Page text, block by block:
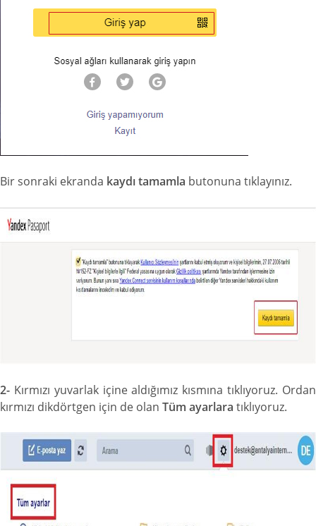
Bir sonraki ekranda kaydı tamamla butonuna tıklayınız.
2- Kırmızı yuvarlak içine aldığımız kısmına tıklıyoruz. Ordan
kırmızı dikdörtgen için de olan Tüm ayarlara tıklıyoruz.